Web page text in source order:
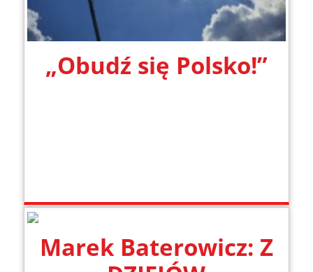
„Obudź się Polsko!”
Marek Baterowicz: Z